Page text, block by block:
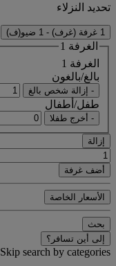
تحديد النزلاء
1 غرفة (غرف) - 1 ضيو(ف)
الغرفة 1
الغرفة 1
بالغ/بالغون
- إزالة شخص بالغ
طفل/أطفال
- أخرج طفلا
إزالة
أضف غرفة
الأسعار الخاصة
بحث
إلى أين تسافر؟
Skip search by categories